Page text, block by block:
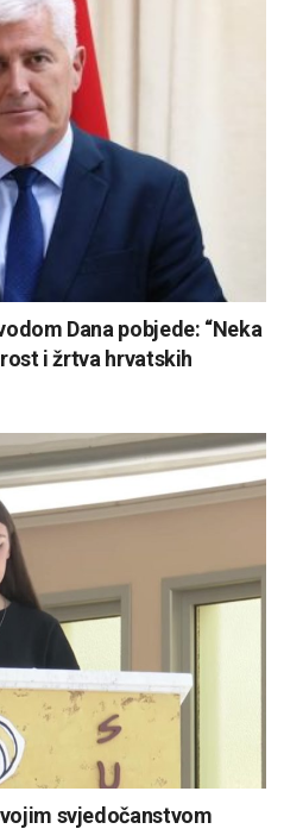
Dana pobjede: “Neka
i žrtva hrvatskih
svjedočanstvom